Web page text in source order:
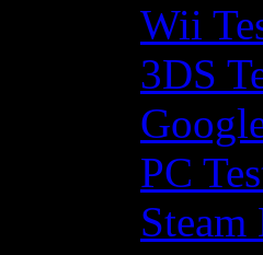
Wii
3DS
PC
Steam